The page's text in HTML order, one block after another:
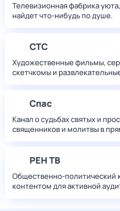
Телевизионная фабрика
найдет что‑нибудь по душе.
СТС
Художественные фильмы,
скетчкомы и
Спас
Канал о судьбах святых и
священников и молитвы в
РЕН ТВ
Общественно-политический
контентом для активной